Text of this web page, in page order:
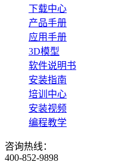
下载中心
产品手册
应用手册
3D模型
软件说明书
安装指南
培训中心
安装视频
编程教学
咨询热线：
400-852-9898